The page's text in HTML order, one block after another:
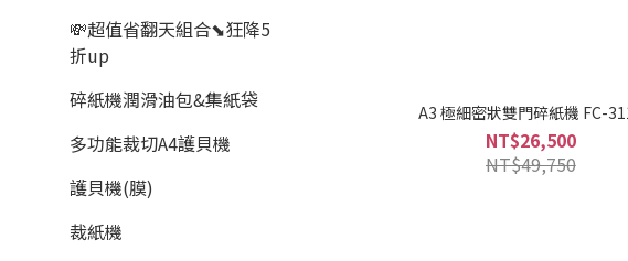
💸超值省翻天組合⬊狂降5
折up
碎紙機潤滑油包&集紙袋
多功能裁切A4護貝機
護貝機(膜)
裁紙機
A3 極細密狀雙門碎紙機 FC-
NT$26,500
NT$49,750